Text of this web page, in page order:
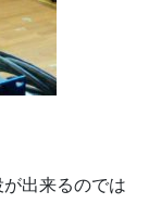
出来るのでは